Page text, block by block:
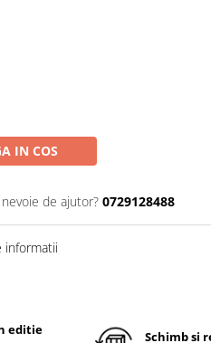
IN COS
de ajutor? 0729128488
informatii
editie Schimb si